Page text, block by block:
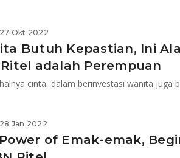
Bebas pilih partner penyimpanan, harga
relatif stabil.
Butuh Kepastian, Ini
Ritel adalah Perempuan
cinta, dalam berinvestasi wanita juga
27 Okt 2022
of Emak-emak,
28 Jan 2022